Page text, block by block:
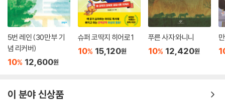
5번 레인 (30만 부 기
념 리커버)
10% 12,600원
슈퍼 코딱지 히어로 1
10% 15,120원
푸른 사자 와니니
10% 12,420원
이 분야 신상품